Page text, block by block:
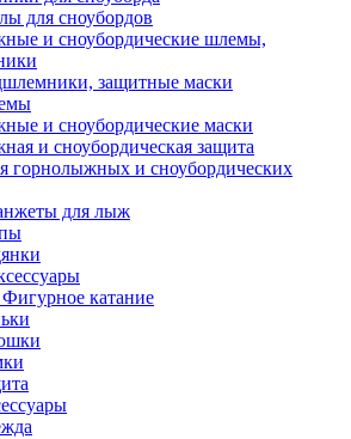
для сноубордов
и сноубордические шлемы,
защитные маски
и сноубордические маски
и сноубордическая защита
горнолыжных и сноубордических
для лыж
катание